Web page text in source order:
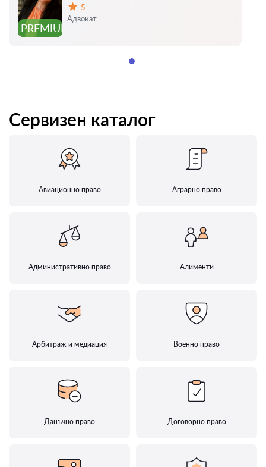
PREMIUM
Оценка:
5
Адвокат
Сервизен каталог
Авиационно право Аграрно право
Административно право Алименти
Арбитраж и медиация Военно право
Данъчно право Договорно право